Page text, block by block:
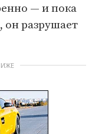
— и пока
он разрушает